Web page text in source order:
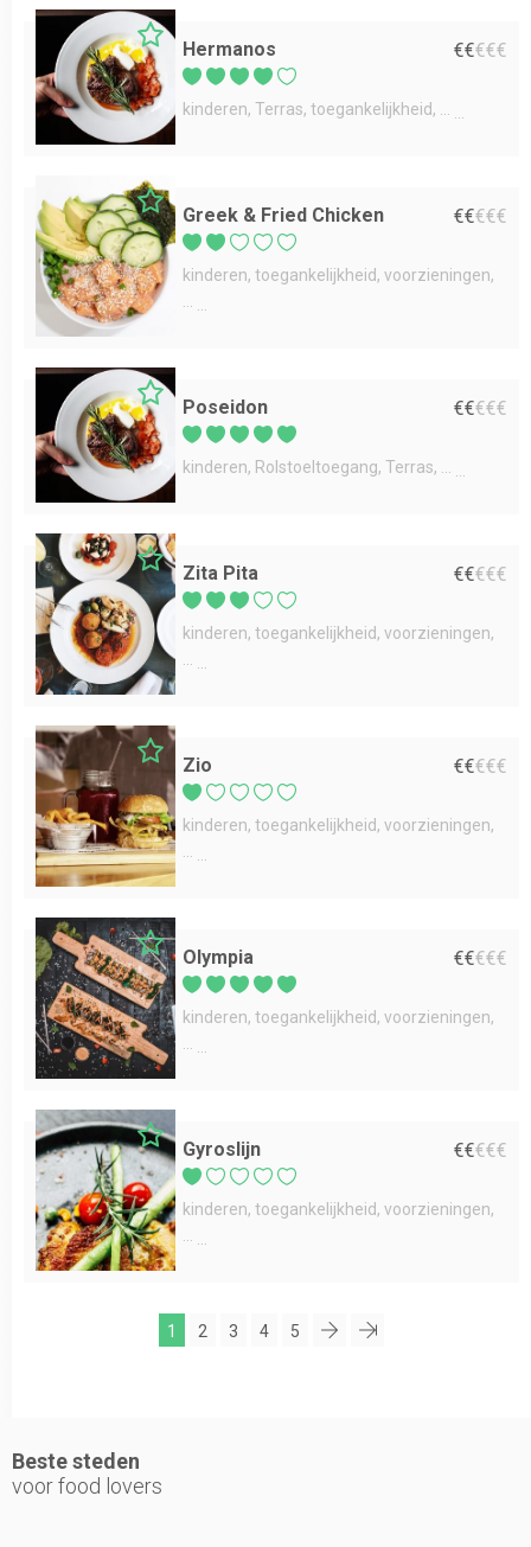
Hermanos €€€€€
kinderen Terras toegankelijkheid
Greek & Fried Chicken €€€€€
kinderen toegankelijkheid voorzieningen
Poseidon €€€€€
kinderen Rolstoeltoegang Terras
Zita Pita €€€€€
kinderen toegankelijkheid voorzieningen
Zio €€€€€
kinderen toegankelijkheid voorzieningen
Olympia €€€€€
kinderen toegankelijkheid voorzieningen
Gyroslijn €€€€€
kinderen toegankelijkheid voorzieningen
1 2 3 4 5
Beste steden
voor food lovers